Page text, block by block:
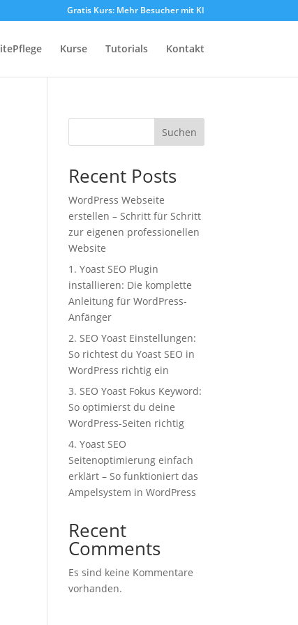
Gratis Kurs: Mehr Besucher mit KI
Kurse Tutorials Kontakt
Suchen
Recent Posts
WordPress Webseite
erstellen – Schritt für Schritt
zur eigenen professionellen
Website
1. Yoast SEO Plugin
installieren: Die komplette
Anleitung für WordPress-
Anfänger
2. SEO Yoast Einstellungen:
So richtest du Yoast SEO in
WordPress richtig ein
3. SEO Yoast Fokus Keyword:
So optimierst du deine
WordPress-Seiten richtig
4. Yoast SEO
Seitenoptimierung einfach
erklärt – So funktioniert das
Ampelsystem in WordPress
Recent
Comments
Es sind keine Kommentare
vorhanden.